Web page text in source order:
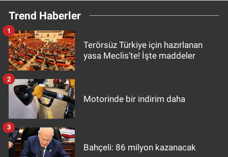
Trend Haberler
Terörsüz Türkiye için hazırlanan
yasa Meclis'te! İşte maddeler
1
Motorinde bir indirim daha
2
Bahçeli: 86 milyon kazanacak
3